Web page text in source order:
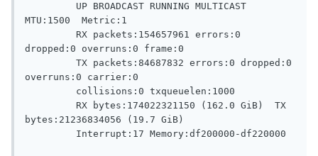
MTU:1500  Metric:1
dropped:0 overruns:0 frame:0
overruns:0 carrier:0
bytes:21236834056 (19.7 GiB)